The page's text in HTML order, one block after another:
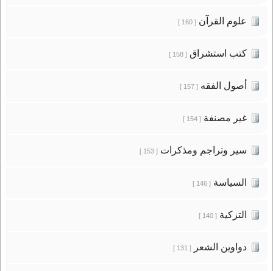
علوم القرآن[ 160 ]
كتب استشراق[ 158 ]
أصول الفقه[ 157 ]
غير مصنفة[ 154 ]
سير وتراجم ومذكرات[ 153 ]
السياسة[ 146 ]
التزكية[ 140 ]
دواوين الشعر[ 131 ]